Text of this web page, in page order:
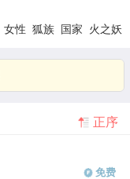
女性 狐族 国家 火之妖
正序
免费